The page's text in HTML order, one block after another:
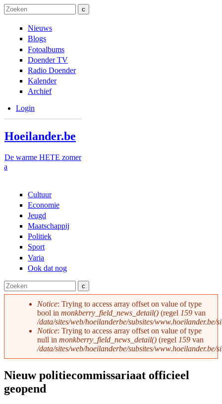
Overslaan en naar de inhoud gaan
Skip to navigation
Zoeken
Nieuws
Blogs
Fotoalbums
Doender TV
Radio Doender
Kalender
Archief
Login
Hoeilander.be
De warme HETE zomer
a
Cultuur
Economie
Jeugd
Maatschappij
Politiek
Sport
Varia
Ook dat nog
Zoekveld
Zoeken
Foutmelding
Notice: Trying to access array offset on value of type
bool in monkberry_field_news_detail() (regel 159 van
/data/sites/web/hoeilanderbe/subsites/
Notice: Trying to access array offset on value of type
null in monkberry_field_news_detail() (regel 159 van
/data/sites/web/hoeilanderbe/subsites/
Nieuw politiecommissariaat officieel
geopend